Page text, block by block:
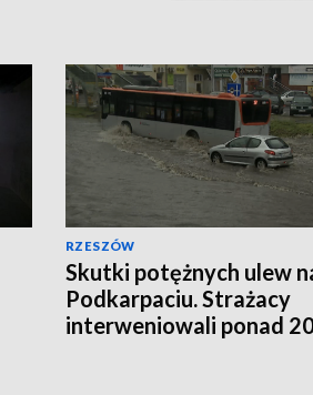
RZESZÓW
Skutki potężnych ulew
Podkarpaciu. Strażacy
interweniowali ponad